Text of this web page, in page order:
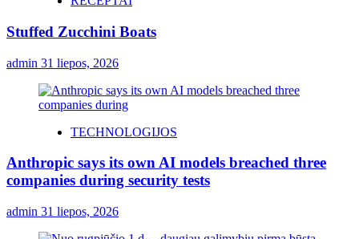
Stuffed Zucchini Boats
admin 31 liepos, 2026
TECHNOLOGIJOS
Anthropic says its own AI models breached three
companies during security tests
admin 31 liepos, 2026